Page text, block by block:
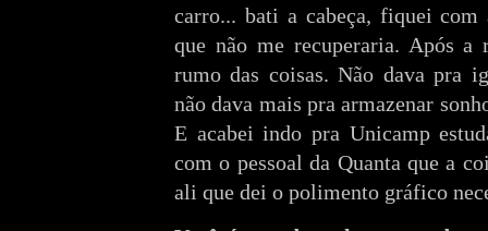
carro... bati a cabeça, fiquei com
que não me recuperaria. Após a
rumo das coisas. Não dava pra
não dava mais pra armazenar
E acabei indo pra Unicamp
com o pessoal da Quanta que a
ali que dei o polimento gráfico